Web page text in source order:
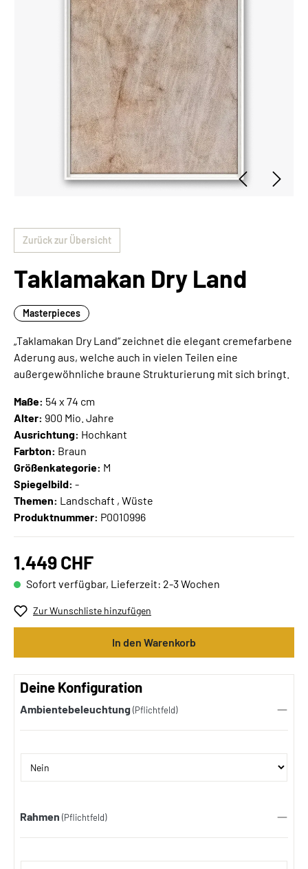
Zurück zur Übersicht
Taklamakan Dry Land
Masterpieces
„Taklamakan Dry Land“ zeichnet die elegant cremefarbene
Aderung aus, welche auch in vielen Teilen eine
außergewöhnliche braune Strukturierung mit sich bringt.
Maße: 54 x 74 cm
Alter: 900 Mio. Jahre
Ausrichtung: Hochkant
Farbton: Braun
Größenkategorie: M
Spiegelbild: -
Themen: Landschaft , Wüste
Produktnummer: P0010996
1.449 CHF
Sofort verfügbar, Lieferzeit: 2-3 Wochen
Zur Wunschliste hinzufügen
In den Warenkorb
Deine Konfiguration
Ambientebeleuchtung (Pflichtfeld)
Rahmen (Pflichtfeld)